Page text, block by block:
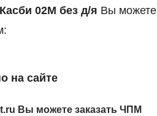
02М без д/я Вы можете
на сайте
Вы можете заказать ЧПМ